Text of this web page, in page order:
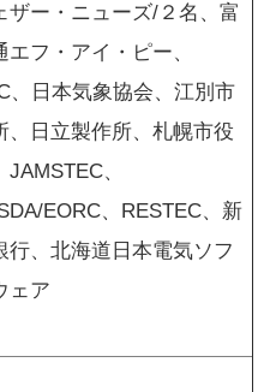
ザー・ニューズ/２名、富
エフ・アイ・ピー、
、日本気象協会、江別市
、日立製作所、札幌市役
JAMSTEC、
EORC、RESTEC、新
行、北海道日本電気ソフ
ェア